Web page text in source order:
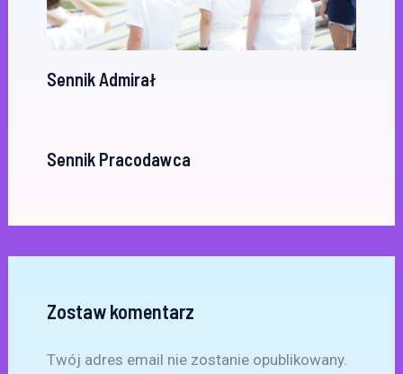
Sennik Admirał
Sennik Pracodawca
Zostaw komentarz
Twój adres email nie zostanie opublikowany.